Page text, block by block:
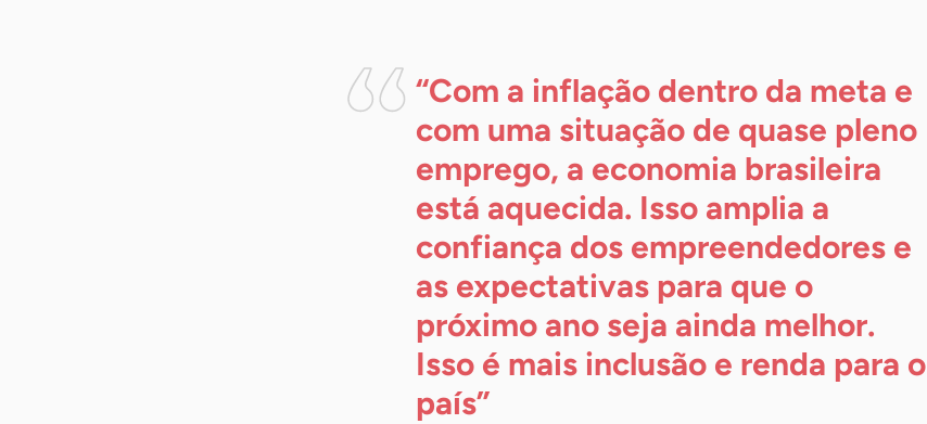
“Com a inflação dentro da meta e
com uma situação de quase pleno
emprego, a economia brasileira
está aquecida. Isso amplia a
confiança dos empreendedores e
as expectativas para que o
próximo ano seja ainda melhor.
Isso é mais inclusão e renda para o
país”